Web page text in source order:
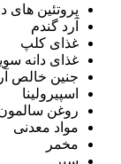
پروتئین های
آرد گندم
غذای کلپ
غذای دانه
جنین خالص
اسپیرولینا
روغن
مواد معدنی
مخمر
سیر